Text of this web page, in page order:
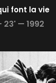
font la vie
23' — 1992